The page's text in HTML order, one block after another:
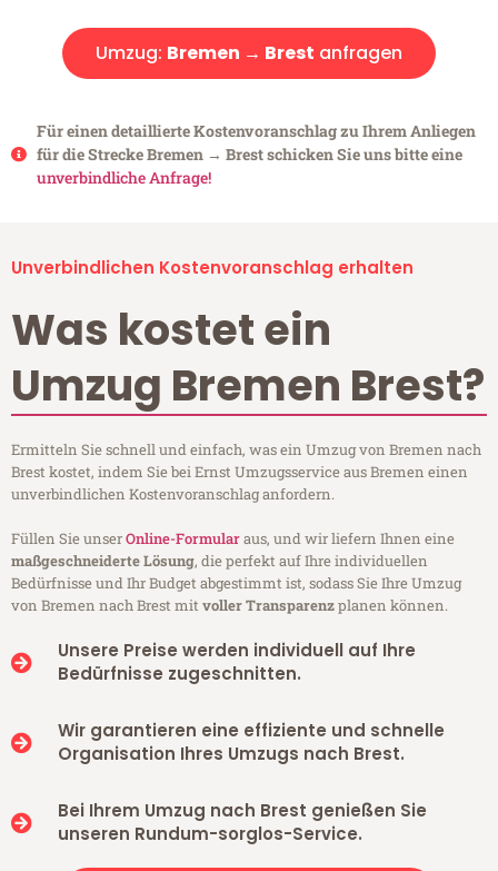
Umzug: Bremen → Brest anfragen
Für einen detaillierte Kostenvoranschlag zu Ihrem Anliegen
für die Strecke Bremen → Brest schicken Sie uns bitte eine
unverbindliche Anfrage!
Unverbindlichen Kostenvoranschlag erhalten
Was kostet ein
Umzug Bremen Brest?
Ermitteln Sie schnell und einfach, was ein Umzug von Bremen nach
Brest kostet, indem Sie bei Ernst Umzugsservice aus Bremen einen
unverbindlichen Kostenvoranschlag anfordern.
Füllen Sie unserOnline-Formularaus, und wir liefern Ihnen eine
maßgeschneiderte Lösung, die perfekt auf Ihre individuellen
Bedürfnisse und Ihr Budget abgestimmt ist, sodass Sie Ihre Umzug
von Bremen nach Brest mitvoller Transparenzplanen können.
Unsere Preise werden individuell auf Ihre
Bedürfnisse zugeschnitten.
Wir garantieren eine effiziente und schnelle
Organisation Ihres Umzugs nach Brest.
Bei Ihrem Umzug nach Brest genießen Sie
unseren Rundum-sorglos-Service.